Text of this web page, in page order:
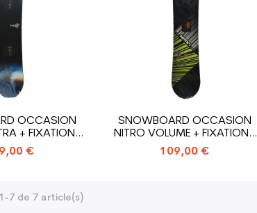
OCCASION
+ FIXATION
€
SNOWBOARD OCCASION
NITRO VOLUME + FIXATIONS
COQUE
109,00 €
7 de 7 article(s)